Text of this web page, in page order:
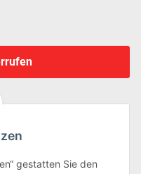
gestatten Sie den